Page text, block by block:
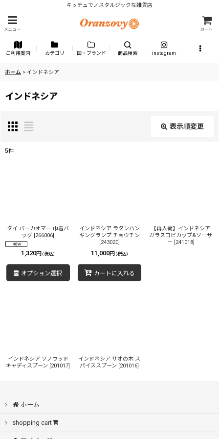
キッチュでノスタルジックな雑貨店
メニュー カート
ご利用案内 カテゴリ 国・ブランド 商品検索 instagram
ホーム > インドネシア
インドネシア
表示順変更
絞り込む
5件
タイ パーカオマー 巾着バ
ッグ [266006]
1,320円 (税込)
オプション選択
インドネシア ラタンハン
ギングランプ チョウチン
[243020]
11,000円 (税込)
カートに入れる
【再入荷】インドネシア
ガラスコピカップ&ソーサ
ー [241018]
インドネシア ソノウッド
キャディスプーン [201017]
インドネシア サオの木 ス
パイススプーン [201016]
ホーム
shopping cart